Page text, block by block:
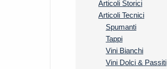
Articoli Storici
Articoli Tecnici
Spumanti
Tappi
Vini Bianchi
Vini Dolci & Passiti